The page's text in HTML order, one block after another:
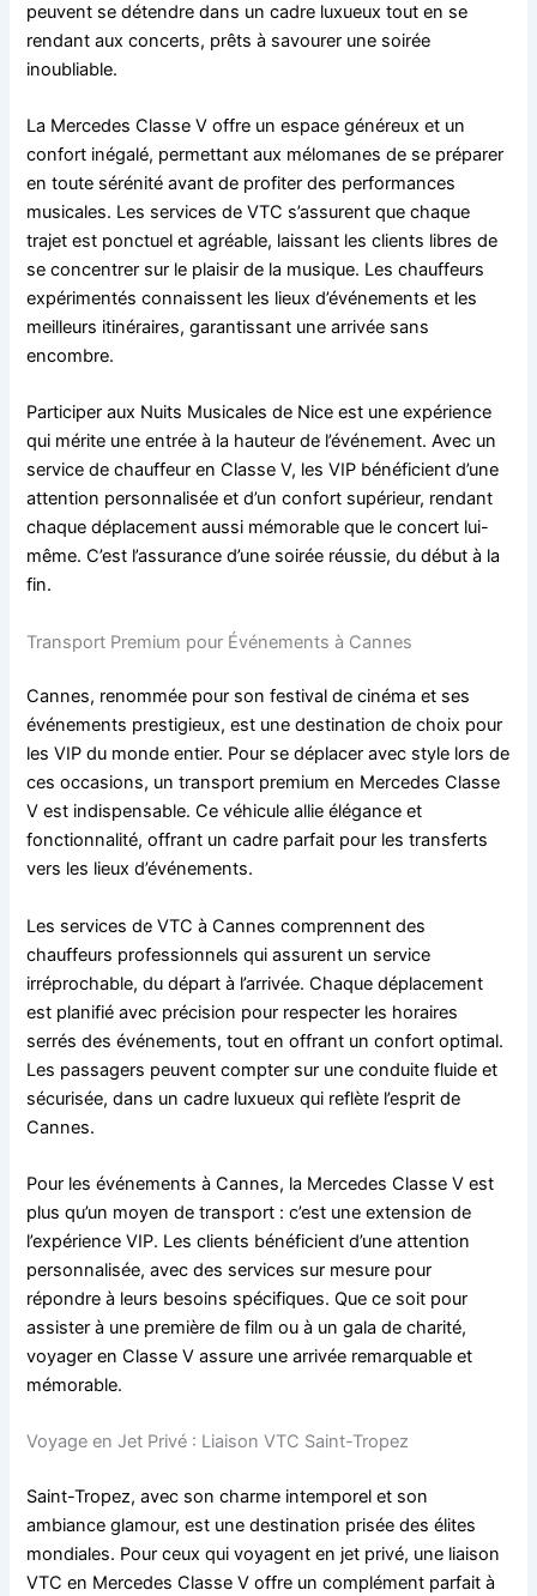
peuvent se détendre dans un cadre luxueux tout en se
rendant aux concerts, prêts à savourer une soirée
inoubliable.
La Mercedes Classe V offre un espace généreux et un
confort inégalé, permettant aux mélomanes de se préparer
en toute sérénité avant de profiter des performances
musicales. Les services de VTC s’assurent que chaque
trajet est ponctuel et agréable, laissant les clients libres de
se concentrer sur le plaisir de la musique. Les chauffeurs
expérimentés connaissent les lieux d’événements et les
meilleurs itinéraires, garantissant une arrivée sans
encombre.
Participer aux Nuits Musicales de Nice est une expérience
qui mérite une entrée à la hauteur de l’événement. Avec un
service de chauffeur en Classe V, les VIP bénéficient d’une
attention personnalisée et d’un confort supérieur, rendant
chaque déplacement aussi mémorable que le concert lui-
même. C’est l’assurance d’une soirée réussie, du début à la
fin.
Transport Premium pour Événements à Cannes
Cannes, renommée pour son festival de cinéma et ses
événements prestigieux, est une destination de choix pour
les VIP du monde entier. Pour se déplacer avec style lors de
ces occasions, un transport premium en Mercedes Classe
V est indispensable. Ce véhicule allie élégance et
fonctionnalité, offrant un cadre parfait pour les transferts
vers les lieux d’événements.
Les services de VTC à Cannes comprennent des
chauffeurs professionnels qui assurent un service
irréprochable, du départ à l’arrivée. Chaque déplacement
est planifié avec précision pour respecter les horaires
serrés des événements, tout en offrant un confort optimal.
Les passagers peuvent compter sur une conduite fluide et
sécurisée, dans un cadre luxueux qui reflète l’esprit de
Cannes.
Pour les événements à Cannes, la Mercedes Classe V est
plus qu’un moyen de transport : c’est une extension de
l’expérience VIP. Les clients bénéficient d’une attention
personnalisée, avec des services sur mesure pour
répondre à leurs besoins spécifiques. Que ce soit pour
assister à une première de film ou à un gala de charité,
voyager en Classe V assure une arrivée remarquable et
mémorable.
Voyage en Jet Privé : Liaison VTC Saint-Tropez
Saint-Tropez, avec son charme intemporel et son
ambiance glamour, est une destination prisée des élites
mondiales. Pour ceux qui voyagent en jet privé, une liaison
VTC en Mercedes Classe V offre un complément parfait à